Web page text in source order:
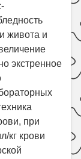
живота и
экстренное
при
кг крови